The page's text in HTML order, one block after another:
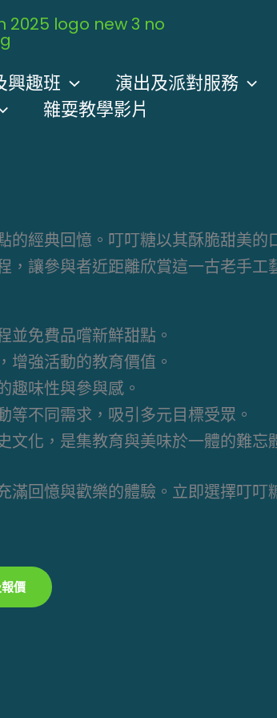
興趣班 演出及派對服務
雜耍教學影片
經典回憶。叮叮糖以其酥脆甜美
讓參與者近距離欣賞這一古老手工
並免費品嚐新鮮甜點。
增強活動的教育價值。
趣味性與參與感。
等不同需求，吸引多元目標受眾。
文化，是集教育與美味於一體的難忘
回憶與歡樂的體驗。立即選擇叮
價